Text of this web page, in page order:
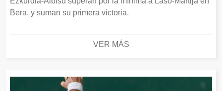
Bera, y suman su primera victoria.
VER MÁS